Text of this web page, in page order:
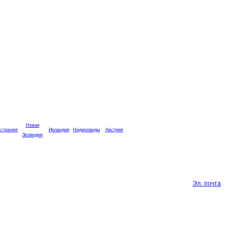
Новая
Зеландия
Ирландия Нидерланды Австрия
Эл. почта